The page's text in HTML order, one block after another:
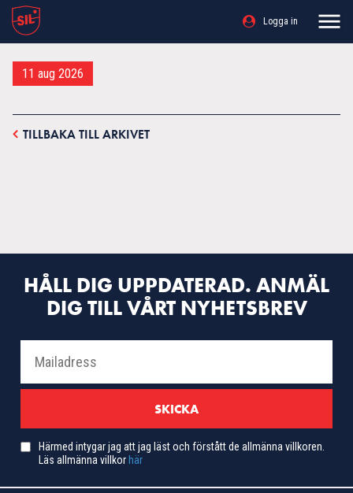
Logga in
11 aug 2026
TILLBAKA TILL ARKIVET
HÅLL DIG UPPDATERAD. ANMÄL
DIG TILL VÅRT NYHETSBREV
Härmed intygar jag att jag läst och förstått de allmänna villkoren.
Läs allmänna villkor här